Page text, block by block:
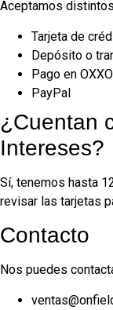
Aceptamos
Tarjeta de
Depósito o
Pago en OXXO
PayPal
¿Cuentan
Intereses?
Sí, tenemos hasta
revisar las tarjetas
Contacto
Nos puedes